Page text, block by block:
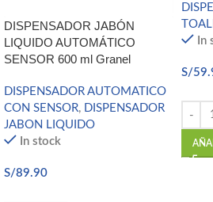
DISPENSADOR JABÓN
LIQUIDO AUTOMÁTICO
SENSOR 600 ml Granel
DISPENSADOR AUTOMATICO
CON SENSOR, DISPENSADOR
JABON LIQUIDO
In stock
S/89.90
In
S/